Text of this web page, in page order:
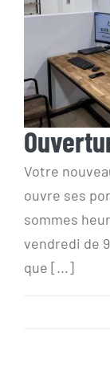
Votre
ouvre ses
sommes
vendredi de
que [...]